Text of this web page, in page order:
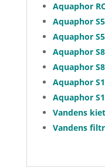
Aquaphor
Aquaphor
Aquaphor
Aquaphor
Aquaphor
Aquaphor
Aquaphor
Vandens
Vandens